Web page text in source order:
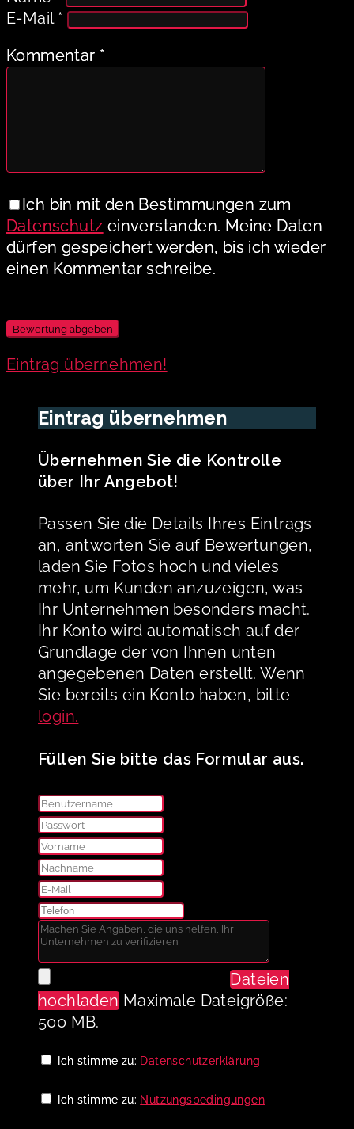
E-Mail *
Kommentar *
Ich bin mit den Bestimmungen zum
Datenschutz einverstanden. Meine Daten
dürfen gespeichert werden, bis ich wieder
einen Kommentar schreibe.
Eintrag übernehmen!
Eintrag übernehmen
Übernehmen Sie die Kontrolle
über Ihr Angebot!
Passen Sie die Details Ihres Eintrags
an, antworten Sie auf Bewertungen,
laden Sie Fotos hoch und vieles
mehr, um Kunden anzuzeigen, was
Ihr Unternehmen besonders macht.
Ihr Konto wird automatisch auf der
Grundlage der von Ihnen unten
angegebenen Daten erstellt. Wenn
Sie bereits ein Konto haben, bitte
login.
Füllen Sie bitte das Formular aus.
Dateien
hochladen Maximale Dateigröße:
500 MB.
Ich stimme zu: Datenschutzerklärung
Ich stimme zu: Nutzungsbedingungen